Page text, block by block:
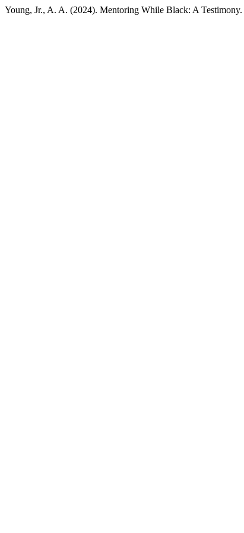
Young, Jr., A. A. (2024). Mentoring While Black: A Testimony.